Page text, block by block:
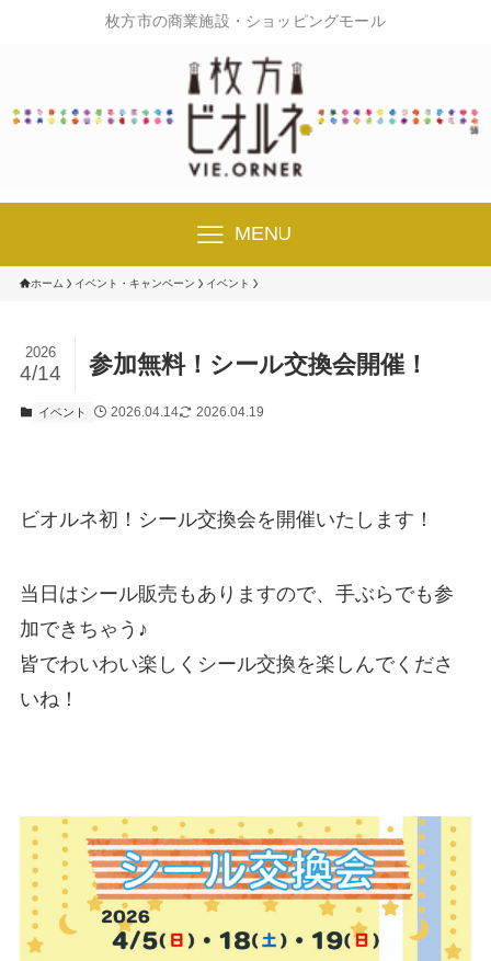
枚方市の商業施設・ショッピングモール
MENU
ホーム イベント・キャンペーン イベント
参加無料！シール交換会開催！
2026
4/14
イベント 2026.04.14 2026.04.19
ビオルネ初！シール交換会を開催いたします！
当日はシール販売もありますので、手ぶらでも参
加できちゃう♪
皆でわいわい楽しくシール交換を楽しんでくださ
いね！